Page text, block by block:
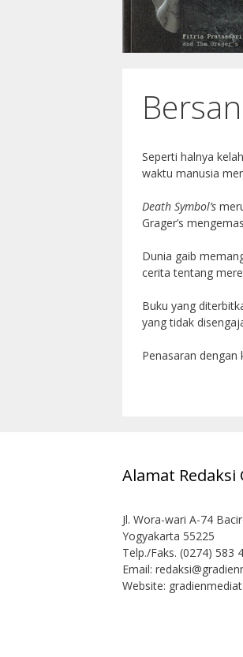
Seperti halnya
waktu manusia
Death Symbol’s
Grager’s
Dunia gaib
cerita tentang
Buku yang
yang tidak
Penasaran dengan
Alamat Redaksi
Jl. Wora-wari A-74
Yogyakarta 55225
Telp./Faks. (0274) 583
Email:
Website: